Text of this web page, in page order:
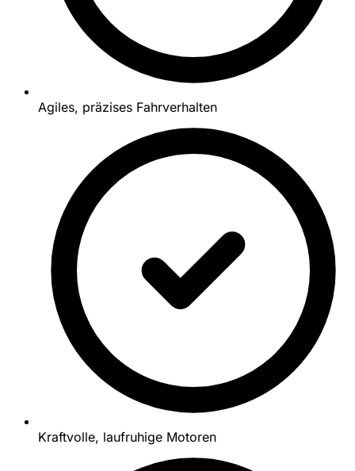
Agiles, präzises Fahrverhalten
Kraftvolle, laufruhige Motoren